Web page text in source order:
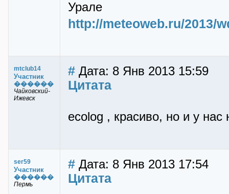
Урале
http://meteoweb.ru/2013/
mtclub14
Участник
������
Чайковский-
Ижевск
# Дата: 8 Янв 2013 15:59
Цитата
ecolog , красиво, но и у
ser59
Участник
������
Пермь
# Дата: 8 Янв 2013 17:54
Цитата